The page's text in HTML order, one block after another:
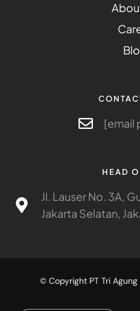
[email
HEAD
Jl. Lauser No. 3A,
Jakarta Selatan,
© Copyright PT Tri